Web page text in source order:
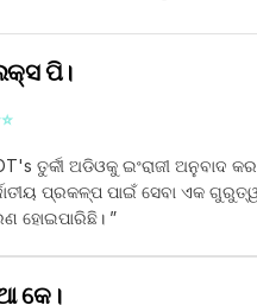
ପି।
⭐
ତୁର୍କୀ ଅଡିଓକୁ ଇଂରାଜୀ ଅନୁବାଦ
ପ୍ରକଳ୍ପ ପାଇଁ ସେବା ଏକ
ହୋଇପାରିଛି। ”
କେ।